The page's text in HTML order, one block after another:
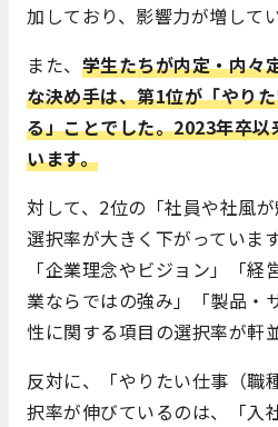
加しており、影響力が増してい
また、 学生たちが内定・内々
な決め手は、第1位が「やり
る」ことでした。2023年卒
います。
対して、2位の「社員や社風が
選択率が大きく下がっていま
「企業理念やビジョン」「
業ならではの強み」「製品・
性に関する項目の選択率が軒
反対に、「やりたい仕事（職
択率が伸びているのは、「入